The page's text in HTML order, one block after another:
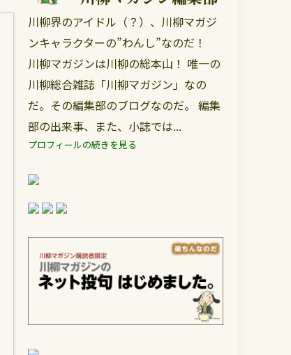
川柳界のアイドル（？）、川柳マガジ
ンキャラクターの”わんし”なのだ！
川柳マガジンは川柳の総本山！ 唯一の
川柳総合雑誌「川柳マガジン」なの
だ。その編集部のブログなのだ。 編集
部の出来事、また、小誌では...
プロフィールの続きを見る